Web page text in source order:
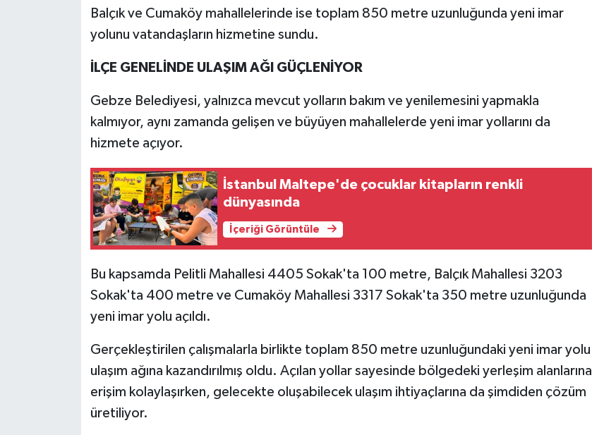
Balçık ve Cumaköy mahallelerinde ise toplam 850 metre uzunluğunda yeni imar
yolunu vatandaşların hizmetine sundu.
İLÇE GENELİNDE ULAŞIM AĞI GÜÇLENİYOR
Gebze Belediyesi, yalnızca mevcut yolların bakım ve yenilemesini yapmakla
kalmıyor, aynı zamanda gelişen ve büyüyen mahallelerde yeni imar yollarını da
hizmete açıyor.
İstanbul Maltepe'de çocuklar kitapların renkli
dünyasında
İçeriği Görüntüle
Bu kapsamda Pelitli Mahallesi 4405 Sokak'ta 100 metre, Balçık Mahallesi 3203
Sokak'ta 400 metre ve Cumaköy Mahallesi 3317 Sokak'ta 350 metre uzunluğunda
yeni imar yolu açıldı.
Gerçekleştirilen çalışmalarla birlikte toplam 850 metre uzunluğundaki yeni imar yolu
ulaşım ağına kazandırılmış oldu. Açılan yollar sayesinde bölgedeki yerleşim alanlarına
erişim kolaylaşırken, gelecekte oluşabilecek ulaşım ihtiyaçlarına da şimdiden çözüm
üretiliyor.